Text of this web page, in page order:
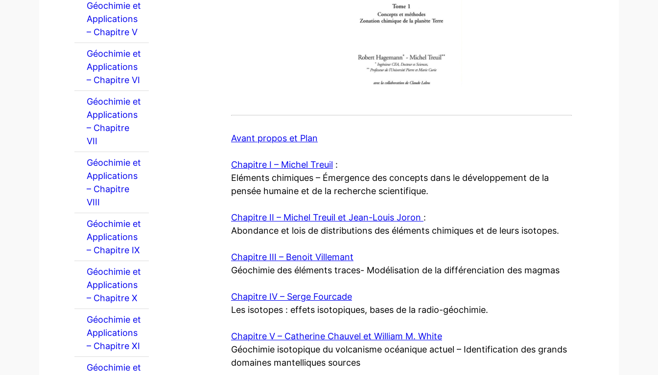
Géochimie et
Applications
– Chapitre V
Géochimie et
Applications
– Chapitre VI
Géochimie et
Applications
– Chapitre
VII
Géochimie et
Applications
– Chapitre
VIII
Géochimie et
Applications
– Chapitre IX
Géochimie et
Applications
– Chapitre X
Géochimie et
Applications
– Chapitre XI
Géochimie et
Avant propos et Plan
Chapitre I – Michel Treuil :
Eléments chimiques – Émergence des concepts dans le développement de la
pensée humaine et de la recherche scientifique.
Chapitre II – Michel Treuil et Jean-Louis Joron :
Abondance et lois de distributions des éléments chimiques et de leurs isotopes.
Chapitre III – Benoit Villemant
Géochimie des éléments traces- Modélisation de la différenciation des magmas
Chapitre IV – Serge Fourcade
Les isotopes : effets isotopiques, bases de la radio-géochimie.
Chapitre V – Catherine Chauvel et William M. White
Géochimie isotopique du volcanisme océanique actuel – Identification des grands
domaines mantelliques sources